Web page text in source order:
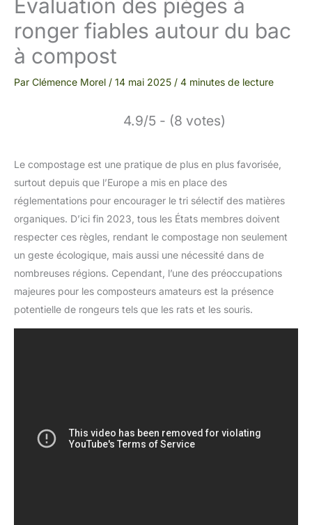
Évaluation des pièges à
ronger fiables autour du bac
à compost
Par Clémence Morel / 14 mai 2025 / 4 minutes de lecture
4.9/5 - (8 votes)
Le compostage est une pratique de plus en plus favorisée,
surtout depuis que l’Europe a mis en place des
réglementations pour encourager le tri sélectif des matières
organiques. D’ici fin 2023, tous les États membres doivent
respecter ces règles, rendant le compostage non seulement
un geste écologique, mais aussi une nécessité dans de
nombreuses régions. Cependant, l’une des préoccupations
majeures pour les composteurs amateurs est la présence
potentielle de rongeurs tels que les rats et les souris.